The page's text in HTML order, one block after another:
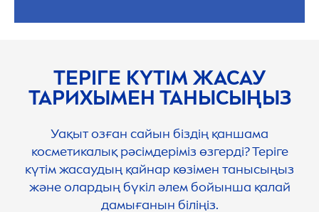
ТЕРІГЕ КҮТІМ ЖАСАУ
ТАРИХЫМЕН ТАНЫСЫҢЫЗ
Уақыт озған сайын біздің қаншама
косметикалық рәсімдеріміз өзгерді? Теріге
күтім жасаудың қайнар көзімен танысыңыз
және олардың бүкіл әлем бойынша қалай
дамығанын біліңіз.